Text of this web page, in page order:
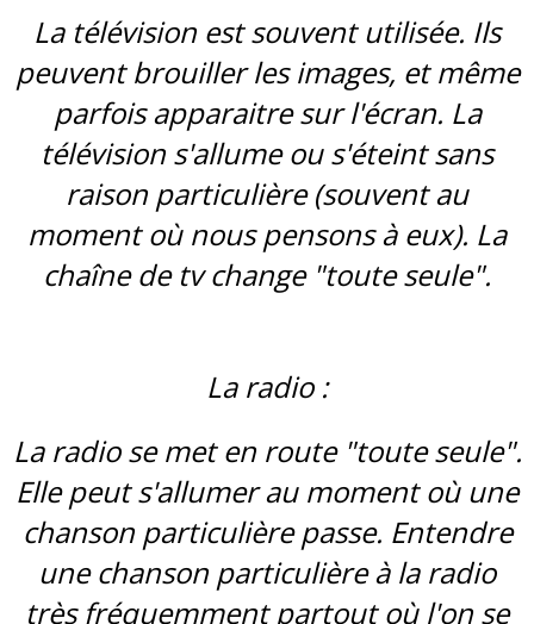
La télévision est souvent utilisée. Ils
peuvent brouiller les images, et même
parfois apparaitre sur l'écran. La
télévision s'allume ou s'éteint sans
raison particulière (souvent au
moment où nous pensons à eux). La
chaîne de tv change "toute seule".
La radio :
La radio se met en route "toute seule".
Elle peut s'allumer au moment où une
chanson particulière passe. Entendre
une chanson particulière à la radio
très fréquemment partout où l'on se